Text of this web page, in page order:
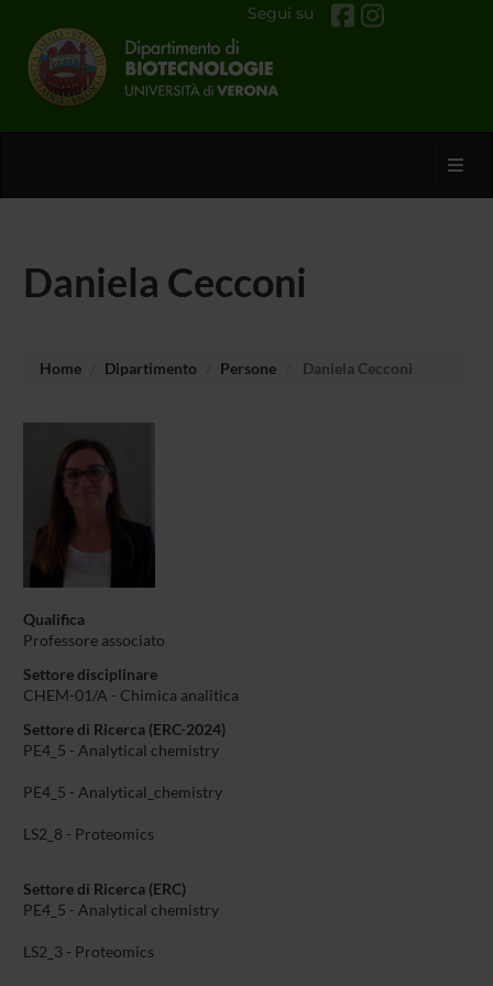
Segui su
Daniela Cecconi
Home Dipartimento Persone Daniela Cecconi
Qualifica
Professore associato
Settore disciplinare
CHEM-01/A - Chimica analitica
Settore di Ricerca (ERC-2024)
PE4_5 - Analytical chemistry
PE4_5 - Analytical_chemistry
LS2_8 - Proteomics
Settore di Ricerca (ERC)
PE4_5 - Analytical chemistry
LS2_3 - Proteomics